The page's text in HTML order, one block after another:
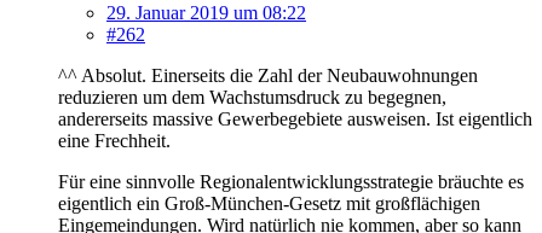
29. Januar 2019 um 08:22
#262
^^ Absolut. Einerseits die Zahl der Neubauwohnungen
reduzieren um dem Wachstumsdruck zu begegnen,
andererseits massive Gewerbegebiete ausweisen. Ist eigentlich
eine Frechheit.
Für eine sinnvolle Regionalentwicklungsstrategie bräuchte es
eigentlich ein Groß-München-Gesetz mit großflächigen
Eingemeindungen. Wird natürlich nie kommen, aber so kann